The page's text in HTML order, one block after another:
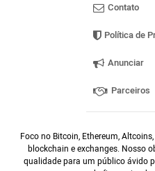
Contato
Política de
Anunciar
Parceiros
Foco no Bitcoin, Ethereum,
blockchain e exchanges. Nosso
qualidade para um público ávido